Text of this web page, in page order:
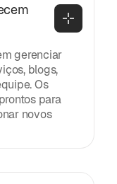
gerenciar
blogs,
Os
para
novos